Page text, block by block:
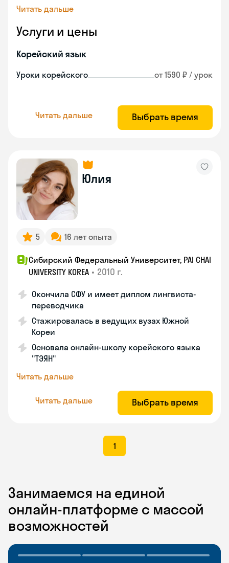
Читать дальше
Услуги и цены
Корейский язык
Уроки корейского от 1590 ₽ / урок
Читать дальше Выбрать время
Юлия
5 16 лет опыта
Сибирский Федеральный Университет, PAI CHAI
UNIVERSITY KOREA • 2010 г.
Окончила СФУ и имеет диплом лингвиста-
переводчика
Стажировалась в ведущих вузах Южной
Кореи
Основала онлайн-школу корейского языка
"ТЭЯН"
Читать дальше
Читать дальше Выбрать время
1
Занимаемся на единой
онлайн-платформе с массой
возможностей